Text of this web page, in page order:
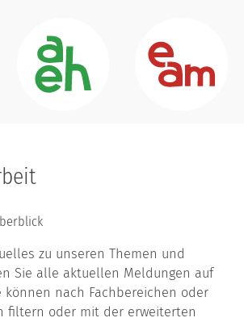
zu unseren Themen und
Sie alle aktuellen Meldungen auf
können nach Fachbereichen oder
filtern oder mit der erweiterten